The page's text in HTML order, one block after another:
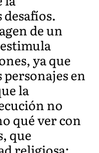
de un
ya que
en
la
no
qué ver con
que